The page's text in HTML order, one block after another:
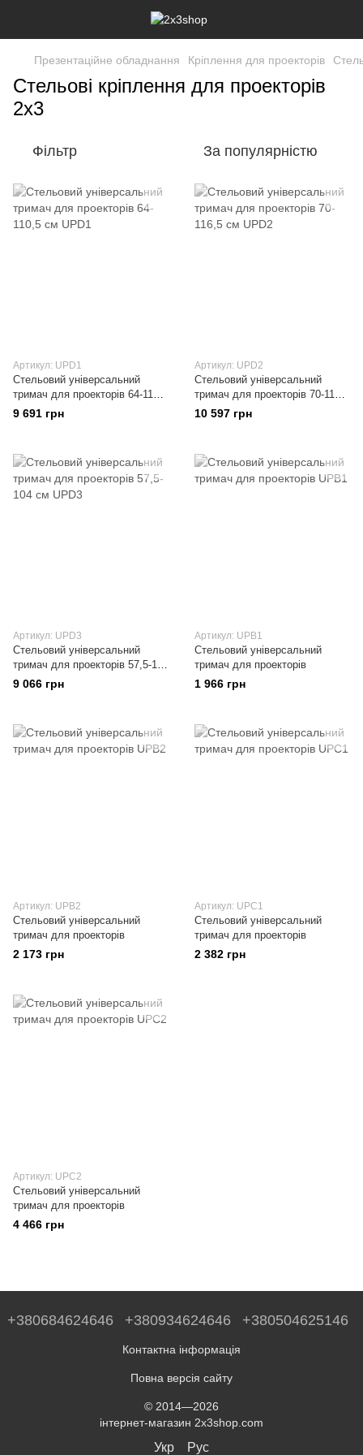
Презентаційне обладнання Кріплення для проекторів
Стельові кріплення для проекторів
2х3
Фільтр За популярністю
Артикул: UPD1
Стельовий універсальний
тримач для проекторів 64-110,5
см
9 691 грн
Артикул: UPD2
Стельовий універсальний
тримач для проекторів 70-116,5
см
10 597 грн
Артикул: UPD3
Стельовий універсальний
тримач для проекторів 57,5-104
см
9 066 грн
Артикул: UPВ1
Стельовий універсальний
тримач для проекторів
1 966 грн
Артикул: UPВ2
Стельовий універсальний
тримач для проекторів
2 173 грн
Артикул: UPC1
Стельовий універсальний
тримач для проекторів
2 382 грн
Артикул: UPC2
Стельовий універсальний
тримач для проекторів
4 466 грн
+380684624646 +380934624646 +380504625146
Контактна інформація
Повна версія сайту
© 2014—2026
інтернет-магазин 2x3shop.com
Укр Рус